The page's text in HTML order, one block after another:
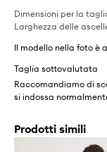
Dimensioni per la
Larghezza delle
Il modello nella foto è
Taglia sottovalutata
Raccomandiamo di
si indossa
Prodotti simili